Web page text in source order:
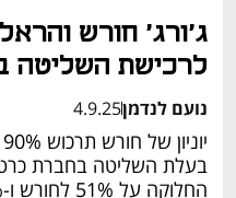
לרכישת השליטה
נועם לנדמן4.9.25